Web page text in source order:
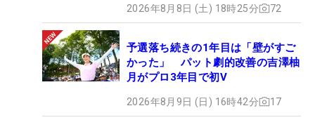
2026年8月8日 (土) 18時25分 72
予選落ち続きの1年目は「壁がすご
かった」 パット劇的改善の吉澤柚
月がプロ3年目で初V
2026年8月9日 (日) 16時42分 17